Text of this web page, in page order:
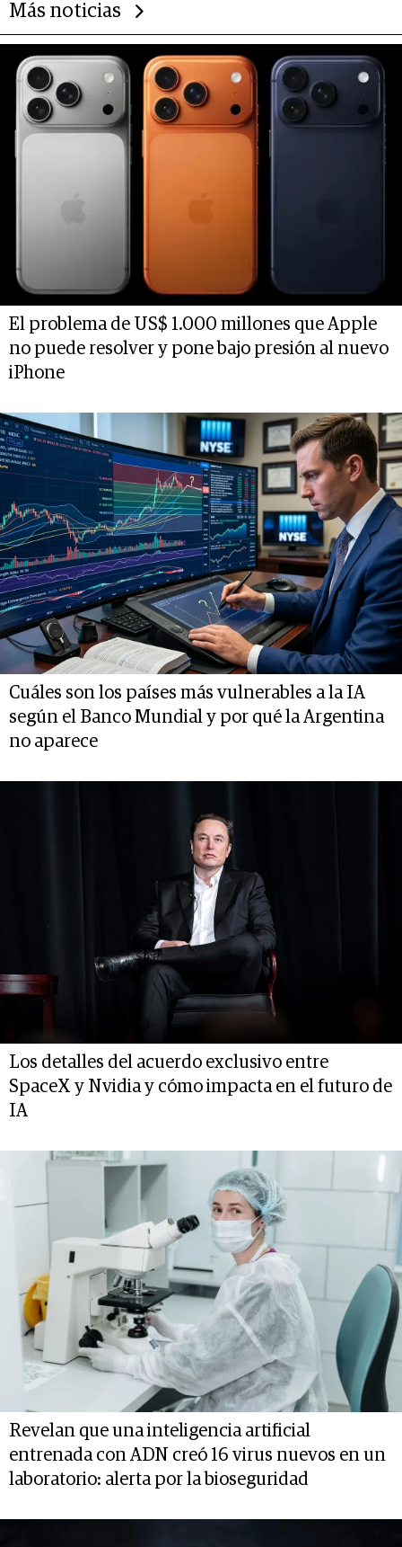
Más noticias
El problema de US$ 1.000 millones que Apple
no puede resolver y pone bajo presión al nuevo
iPhone
Cuáles son los países más vulnerables a la IA
según el Banco Mundial y por qué la Argentina
no aparece
Los detalles del acuerdo exclusivo entre
SpaceX y Nvidia y cómo impacta en el futuro de
IA
Revelan que una inteligencia artificial
entrenada con ADN creó 16 virus nuevos en un
laboratorio: alerta por la bioseguridad